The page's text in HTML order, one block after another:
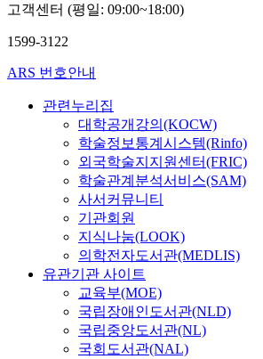
고객센터 (평일: 09:00~18:00)
1599-3122
ARS 번호안내
관련누리집
대학공개강의(KOCW)
학술정보통계시스템(Rinfo)
외국학술지지원센터(FRIC)
학술관계분석서비스(SAM)
사서커뮤니티
기관회원
지식나눔(LOOK)
의학전자도서관(MEDLIS)
유관기관 사이트
교육부(MOE)
국립장애인도서관(NLD)
국립중앙도서관(NL)
국회도서관(NAL)